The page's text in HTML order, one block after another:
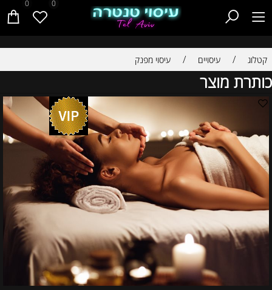
0 0
קטלוג / עיסויים / עיסוי מפנק
כותרת מוצר